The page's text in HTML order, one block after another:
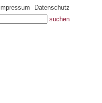
Impressum
Datenschutz